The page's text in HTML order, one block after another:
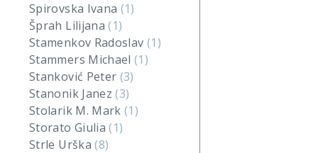
Spirovska Ivana (1)
Šprah Lilijana(1)
Stamenkov Radoslav (1)
Stammers Michael(1)
Stanković Peter (3)
Stanonik Janez(3)
Stolarik M. Mark(1)
Storato Giulia(1)
Strle Urška(8)